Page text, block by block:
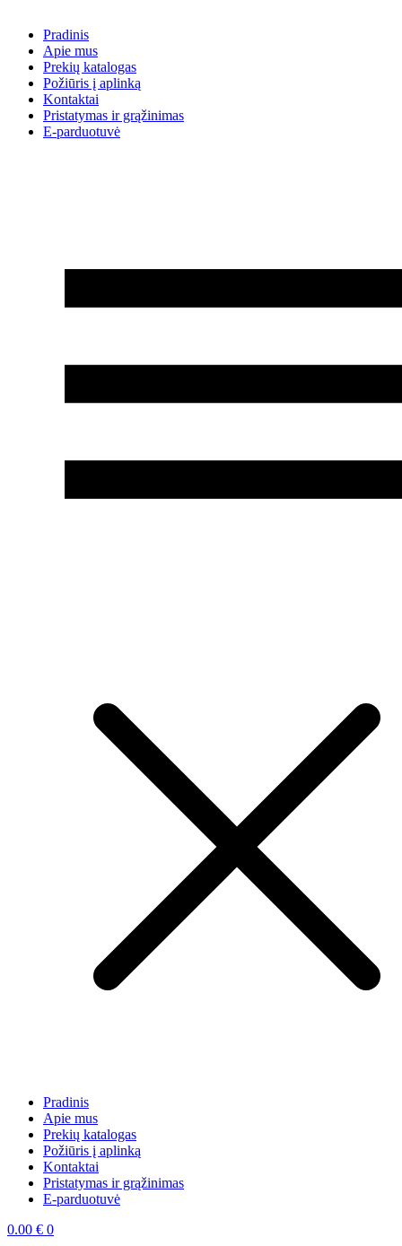
Pradinis
Apie mus
Prekių katalogas
Požiūris į aplinką
Kontaktai
Pristatymas ir grąžinimas
E-parduotuvė
Pradinis
Apie mus
Prekių katalogas
Požiūris į aplinką
Kontaktai
Pristatymas ir grąžinimas
E-parduotuvė
0.00 € 0